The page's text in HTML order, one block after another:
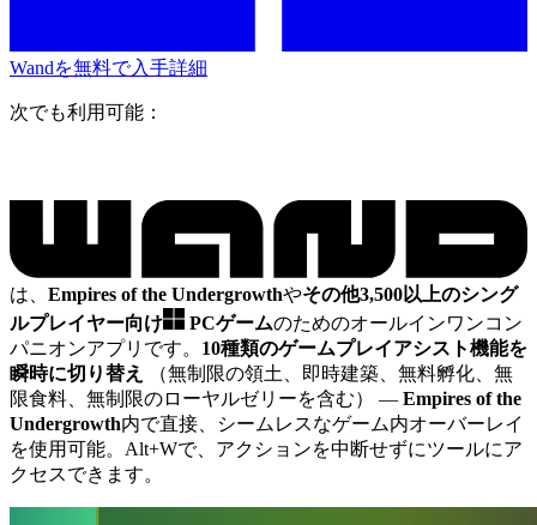
Wandを無料で入手詳細
次でも利用可能：
は、 Empires of the Undergrowthやその他3,500以上のシング
ルプレイヤー向け
PCゲームのためのオールインワンコン
パニオンアプリです。 10種類のゲームプレイアシスト機能を
瞬時に切り替え
（無制限の領土、即時建築、無料孵化、無
限食料、無制限のローヤルゼリーを含む） — Empires of the
Undergrowth内で直接、シームレスなゲーム内オーバーレイ
を使用可能。Alt+Wで、アクションを中断せずにツールにア
クセスできます。